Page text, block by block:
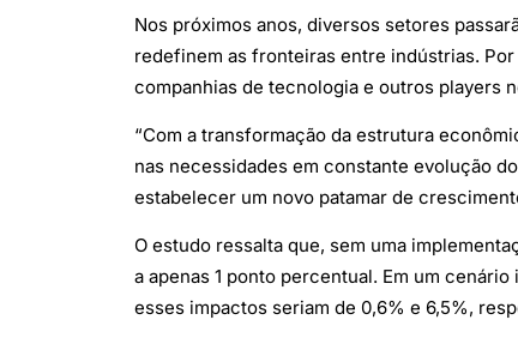
Nos próximos anos, diversos setores
redefinem as fronteiras entre indústrias.
companhias de tecnologia e outros players
“Com a transformação da estrutura
nas necessidades em constante evolução
estabelecer um novo patamar de
O estudo ressalta que, sem uma
a apenas 1 ponto percentual. Em um
esses impactos seriam de 0,6% e 6,5%,